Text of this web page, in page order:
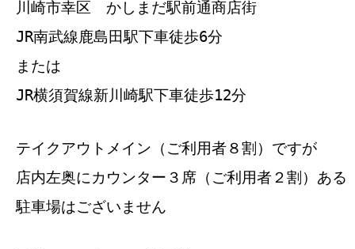
川崎市幸区 かしまだ駅前通商店街
JR南武線鹿島田駅下車徒歩6分
または
JR横須賀線新川崎駅下車徒歩12分
テイクアウトメイン（ご利用者８割）ですが
店内左奥にカウンター３席（ご利用者２割）ある
駐車場はございません